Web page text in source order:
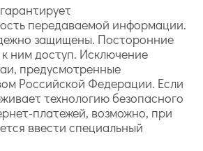
передаваемой информации.
защищены. Посторонние
ним доступ. Исключение
предусмотренные
Российской Федерации. Если
технологию безопасного
платежей, возможно, при
ввести специальный